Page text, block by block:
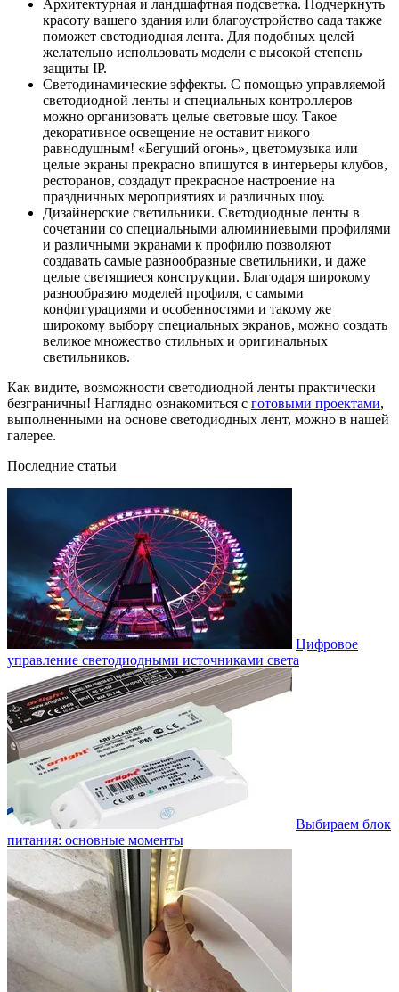
Архитектурная и ландшафтная подсветка. Подчеркнуть
красоту вашего здания или благоустройство сада также
поможет светодиодная лента. Для подобных целей
желательно использовать модели с высокой степень
защиты IP.
Светодинамические эффекты. С помощью управляемой
светодиодной ленты и специальных контроллеров
можно организовать целые световые шоу. Такое
декоративное освещение не оставит никого
равнодушным! «Бегущий огонь», цветомузыка или
целые экраны прекрасно впишутся в интерьеры клубов,
ресторанов, создадут прекрасное настроение на
праздничных мероприятиях и различных шоу.
Дизайнерские светильники. Светодиодные ленты в
сочетании со специальными алюминиевыми профилями
и различными экранами к профилю позволяют
создавать самые разнообразные светильники, и даже
целые светящиеся конструкции. Благодаря широкому
разнообразию моделей профиля, с самыми
конфигурациями и особенностями и такому же
широкому выбору специальных экранов, можно создать
великое множество стильных и оригинальных
светильников.
Как видите, возможности светодиодной ленты практически
безграничны! Наглядно ознакомиться с готовыми проектами,
выполненными на основе светодиодных лент, можно в нашей
галерее.
Последние статьи
Цифровое
управление светодиодными источниками света
Выбираем блок
питания: основные моменты